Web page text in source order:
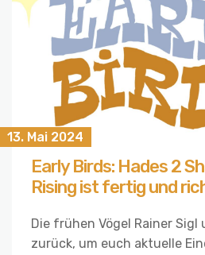
13. Mai 2024
Early Birds: Hades 2
Rising ist fertig und
Die frühen Vögel Rainer Sigl
zurück, um euch aktuelle